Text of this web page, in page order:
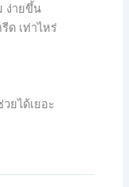
ง่ายขึ้น
ด เท่าไหร่
ยได้เยอะ